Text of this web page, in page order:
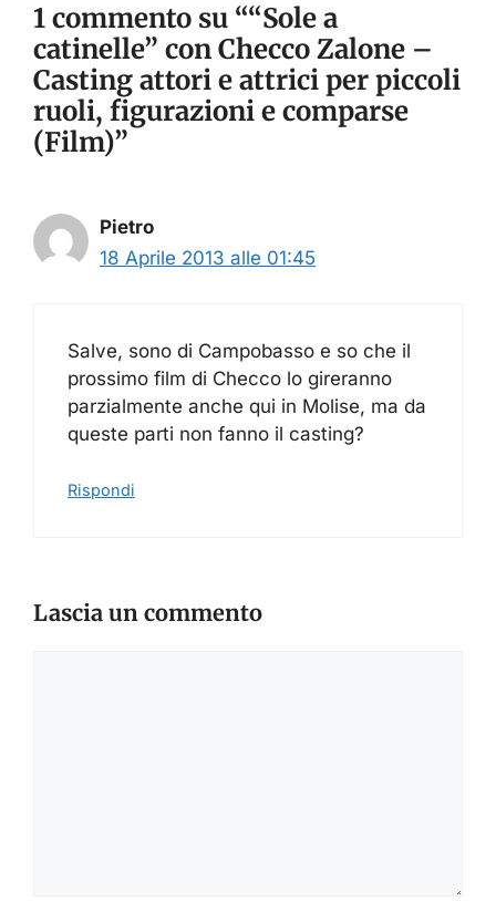
1 commento su ““Sole a
catinelle” con Checco Zalone –
Casting attori e attrici per piccoli
ruoli, figurazioni e comparse
(Film)”
Pietro
18 Aprile 2013 alle 01:45
Salve, sono di Campobasso e so che il
prossimo film di Checco lo gireranno
parzialmente anche qui in Molise, ma da
queste parti non fanno il casting?
Rispondi
Lascia un commento